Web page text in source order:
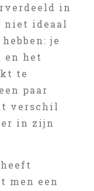
in
niet ideaal
je
het
te
paar
verschil
in zijn
men een